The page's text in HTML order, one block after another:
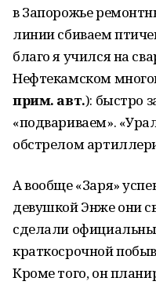
в Запорожье
линии сбиваем
благо я учился на
Нефтекамском
прим. авт.): быстро
«подвариваем».
обстрелом
А вообще «Заря»
девушкой Энже они
сделали
краткосрочной
Кроме того, он